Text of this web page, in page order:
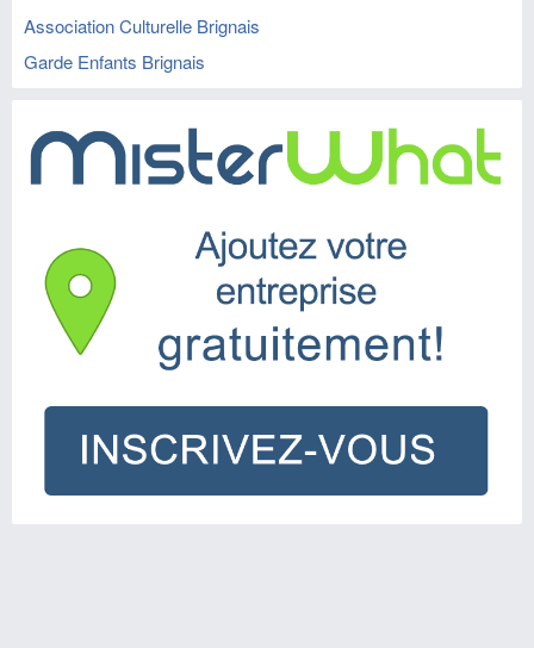
Association Culturelle Brignais
Garde Enfants Brignais